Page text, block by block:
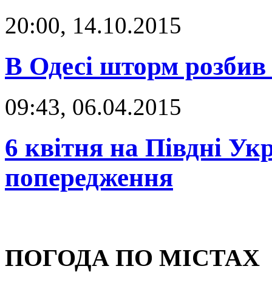
20:00, 14.10.2015
В Одесі шторм
09:43, 06.04.2015
6 квітня на Півдні
попередження
ПОГОДА ПО МІСТАХ